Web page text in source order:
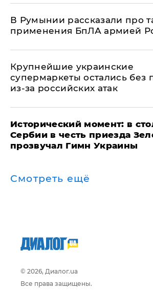
В Румынии рассказали про
применения БпЛА армией
Крупнейшие украинские
супермаркеты остались без
из-за российских атак
Исторический момент: в
Сербии в честь приезда
прозвучал Гимн Украины
Смотреть ещё
© 2026, Диалог.ua
Все права защищены.